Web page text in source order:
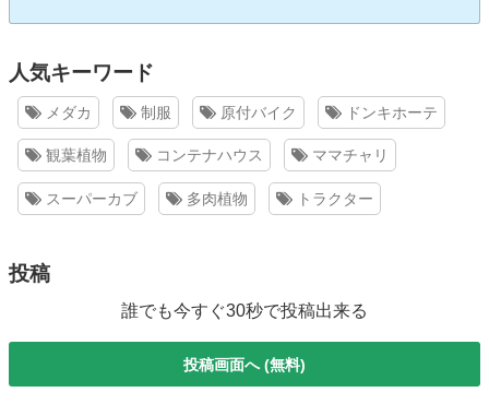
人気キーワード
メダカ 制服 原付バイク ドンキホーテ
観葉植物 コンテナハウス ママチャリ
スーパーカブ 多肉植物 トラクター
投稿
誰でも今すぐ30秒で投稿出来る
投稿画面へ (無料)